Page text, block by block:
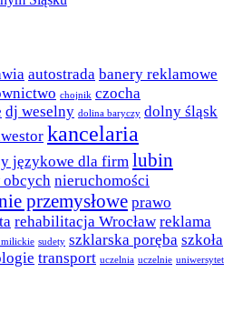
autostrada banery reklamowe
chojnik czocha
dj weselny dolina baryczy dolny śląsk
kancelaria
językowe dla firm lubin
obcych nieruchomości
przemysłowe prawo
rehabilitacja Wrocław reklama
milickie sudety szklarska poręba szkoła
transport uczelnia uczelnie uniwersytet